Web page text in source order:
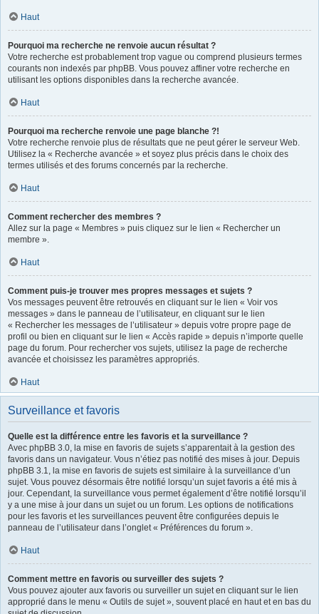
Haut
Pourquoi ma recherche ne renvoie aucun résultat ?
Votre recherche est probablement trop vague ou comprend plusieurs termes
courants non indexés par phpBB. Vous pouvez affiner votre recherche en
utilisant les options disponibles dans la recherche avancée.
Haut
Pourquoi ma recherche renvoie une page blanche ?!
Votre recherche renvoie plus de résultats que ne peut gérer le serveur Web.
Utilisez la « Recherche avancée » et soyez plus précis dans le choix des
termes utilisés et des forums concernés par la recherche.
Haut
Comment rechercher des membres ?
Allez sur la page « Membres » puis cliquez sur le lien « Rechercher un
membre ».
Haut
Comment puis-je trouver mes propres messages et sujets ?
Vos messages peuvent être retrouvés en cliquant sur le lien « Voir vos
messages » dans le panneau de l’utilisateur, en cliquant sur le lien
« Rechercher les messages de l’utilisateur » depuis votre propre page de
profil ou bien en cliquant sur le lien « Accès rapide » depuis n’importe quelle
page du forum. Pour rechercher vos sujets, utilisez la page de recherche
avancée et choisissez les paramètres appropriés.
Haut
Surveillance et favoris
Quelle est la différence entre les favoris et la surveillance ?
Avec phpBB 3.0, la mise en favoris de sujets s’apparentait à la gestion des
favoris dans un navigateur. Vous n’étiez pas notifié des mises à jour. Depuis
phpBB 3.1, la mise en favoris de sujets est similaire à la surveillance d’un
sujet. Vous pouvez désormais être notifié lorsqu’un sujet favoris a été mis à
jour. Cependant, la surveillance vous permet également d’être notifié lorsqu’il
y a une mise à jour dans un sujet ou un forum. Les options de notifications
pour les favoris et les surveillances peuvent être configurées depuis le
panneau de l’utilisateur dans l’onglet « Préférences du forum ».
Haut
Comment mettre en favoris ou surveiller des sujets ?
Vous pouvez ajouter aux favoris ou surveiller un sujet en cliquant sur le lien
approprié dans le menu « Outils de sujet », souvent placé en haut et en bas du